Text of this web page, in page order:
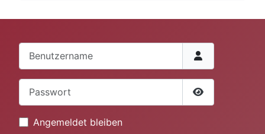
Benutzername
Passwort
Passwort
Angemeldet bleiben